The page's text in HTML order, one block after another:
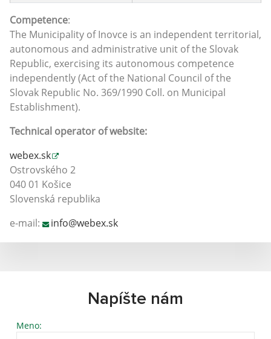
Competence:
The Municipality of Inovce is an independent territorial,
autonomous and administrative unit of the Slovak
Republic, exercising its autonomous competence
independently (Act of the National Council of the
Slovak Republic No. 369/1990 Coll. on Municipal
Establishment).
Technical operator of website:
webex.sk
Ostrovského 2
040 01 Košice
Slovenská republika
e-mail:
info@webex.sk
Napíšte nám
Meno: